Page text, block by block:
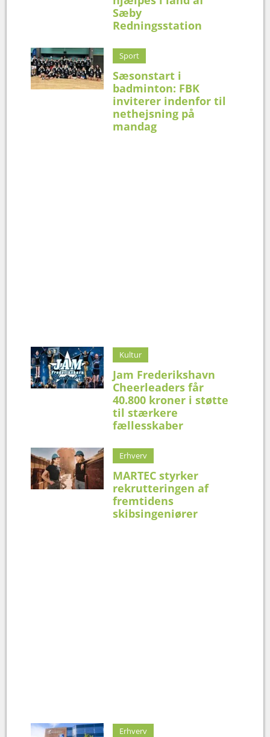
Sæby
Redningsstation
Sport
Sæsonstart i
badminton: FBK
inviterer indenfor til
nethejsning på
mandag
Kultur
Jam Frederikshavn
Cheerleaders får
40.800 kroner i støtte
til stærkere
fællesskaber
Erhverv
MARTEC styrker
rekrutteringen af
fremtidens
skibsingeniører
Erhverv